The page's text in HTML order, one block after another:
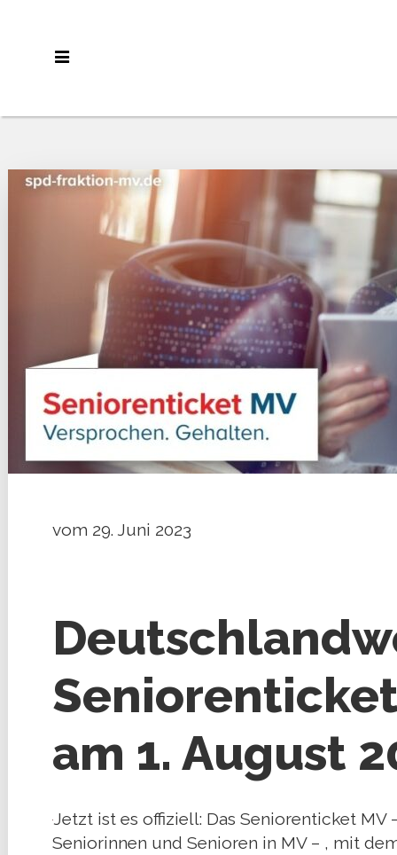
vom 29. Juni 2023
am 1. August
Jetzt ist es offiziell: Das Seniorenticket
Seniorinnen und Senioren in MV – , mit